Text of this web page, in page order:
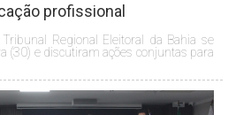
profissional
Regional Eleitoral da Bahia se
(30) e discutiram ações conjuntas para